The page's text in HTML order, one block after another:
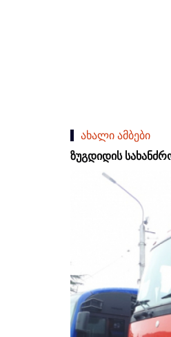
ახალი ამბები
ზუგდიდის